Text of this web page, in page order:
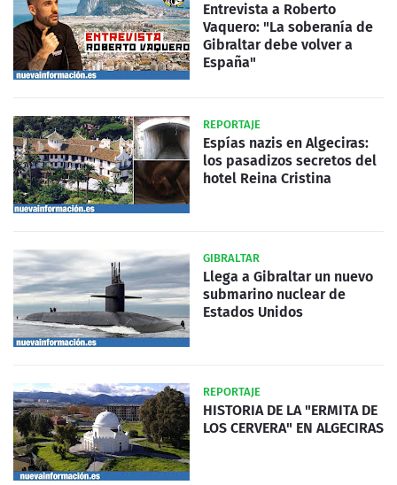
Entrevista a Roberto
Vaquero: "La soberanía de
Gibraltar debe volver a
España"
REPORTAJE
Espías nazis en Algeciras:
los pasadizos secretos del
hotel Reina Cristina
GIBRALTAR
Llega a Gibraltar un nuevo
submarino nuclear de
Estados Unidos
REPORTAJE
HISTORIA DE LA "ERMITA DE
LOS CERVERA" EN ALGECIRAS